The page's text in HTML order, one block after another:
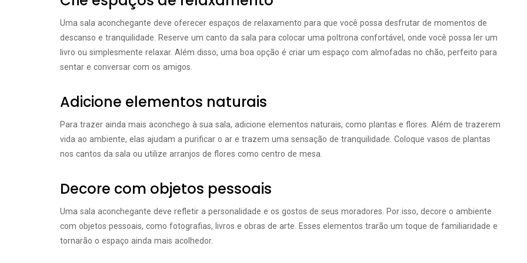
Uma sala aconchegante deve oferecer espaços de relaxamento para que você possa desfrutar de momentos de
descanso e tranquilidade. Reserve um canto da sala para colocar uma poltrona confortável, onde você possa ler um
livro ou simplesmente relaxar. Além disso, uma boa opção é criar um espaço com almofadas no chão, perfeito para
sentar e conversar com os amigos.
Adicione elementos naturais
Para trazer ainda mais aconchego à sua sala, adicione elementos naturais, como plantas e flores. Além de trazerem
vida ao ambiente, elas ajudam a purificar o ar e trazem uma sensação de tranquilidade. Coloque vasos de plantas
nos cantos da sala ou utilize arranjos de flores como centro de mesa.
Decore com objetos pessoais
Uma sala aconchegante deve refletir a personalidade e os gostos de seus moradores. Por isso, decore o ambiente
com objetos pessoais, como fotografias, livros e obras de arte. Esses elementos trarão um toque de familiaridade e
tornarão o espaço ainda mais acolhedor.